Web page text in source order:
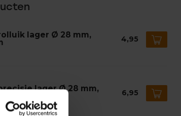
lager Ø 28 mm, 4,95
lager Ø 28 mm, 6,95